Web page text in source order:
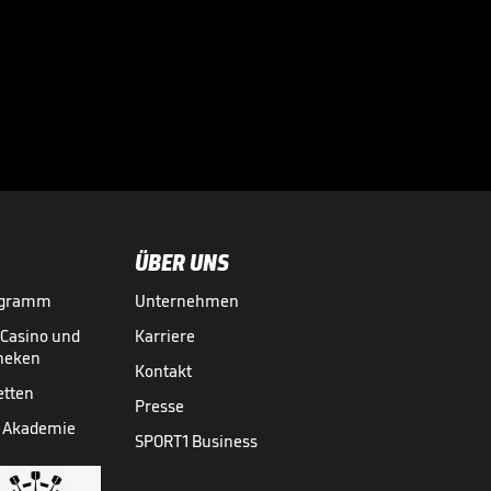
und
Akademie
ÜBER UNS
Unternehmen
Karriere
Kontakt
Presse
SPORT1 Business